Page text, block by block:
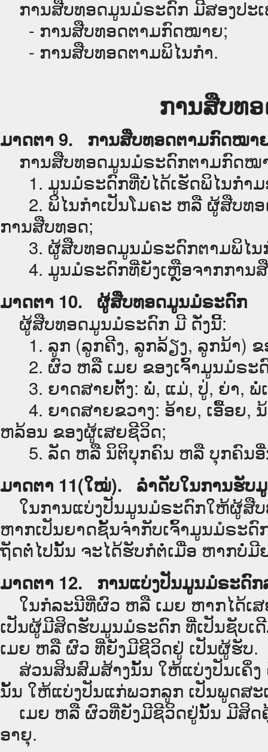
ການສືບທອດມູນມໍຣະດົກ ມີສອງປະ
- ການສືບທອດຕາມກົດໝາຍ;
- ການສືບທອດຕາມພິໄນກຳ.
ການສືບທ
ມາດຕາ 9. ການສືບທອດຕາມກົດໝາ
ການສືບທອດມູນມໍຣະດົກຕາມກົດໝ
1. ມູນມໍຣະດົກທີ່ບໍ່ໄດ້ເຮັດພິໄນກຳ
2. ພິໄນກຳເປັນໂມຄະ ຫລື ຜູ້ສືບທອ
ການສືບທອດ;
3. ຜູ້ສືບທອດມູນມໍຣະດົກຕາມພິໄນ
4. ມູນມໍຣະດົກທີ່ຍັງເຫຼືອຈາກການ
ມາດຕາ 10. ຜູ້ສືບທອດມູນມໍຣະດົກ
ຜູ້ສືບທອດມູນມໍຣະດົກ ມີ ດັ່ງນີ້:
1. ລູກ (ລູກຄີງ, ລູກລ້ຽງ, ລູກນ້າ) ຂ
2. ຜົວ ຫລື ເມຍ ຂອງເຈົ້າມູນມໍຣະ
3. ຍາດສາຍຕັ້ງ: ພໍ່, ແມ່, ປູ່, ຍ່າ, ພໍ່
4. ຍາດສາຍຂວາງ: ອ້າຍ, ເອື້ອຍ, ນ້
ຫລ້ອນ ຂອງຜູ້ເສຍຊີວິດ;
5. ລັດ ຫລື ນິຕິບຸກຄົນ ຫລື ບຸກຄົນອື່
ມາດຕາ 11(ໃໝ່). ລຳດັບໃນການຮັບ
ໃນການແບ່ງປັນມູນມໍຣະດົກໃຫ້ຜູ້ສືບ
ຫາກເປັນຍາດຊັ້ນຈຳກັບເຈົ້າມູນມໍຣະ
ຖັດຕໍ່ໄປນັ້ນ ຈະໄດ້ຮັບກໍຕໍ່ເມື່ອ ຫາກບໍ່ມີ
ມາດຕາ 12. ການແບ່ງປັນມູນມໍຣະດົ
ໃນກໍລະນີທີ່ຜົວ ຫລື ເມຍ ຫາກໄດ້ເ
ເປັນຜູ້ມີສິດຮັບມູນມໍຣະດົກ ທີ່ເປັນຊັບ
ເມຍ ຫລື ຜົວ ທີ່ຍັງມີຊີວິດຢູ່ ເປັນຜູ້ຮັບ.
ສ່ວນສິນສົມສ້າງນັ້ນ ໃຫ້ແບ່ງປັນເຄິ່
ນັ້ນ ໃຫ້ແບ່ງປັນແກ່ພວກລູກ ເປັນພູດສ
ເມຍ ຫລື ຜົວທີ່ຍັງມີຊີວິດຢູ່ນັ້ນ ມີສິດ
ອາຍຸ.